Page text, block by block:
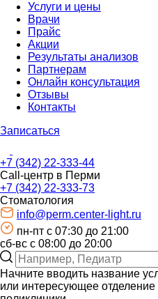
Услуги и цены
Врачи
Прайс
Акции
Результаты анализов
Партнерам
Онлайн консультация
Отзывы
Контакты
Записаться
+7 (342) 22-333-44
Call-центр в Перми
+7 (342) 22-333-73
Стоматология
info@perm.center-light.ru
пн-пт c 07:30 до 21:00
сб-вс с 08:00 до 20:00
Начните вводить название
или интересующее отделение